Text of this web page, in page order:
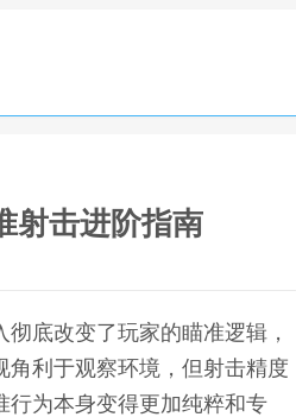
射击进阶指南
底改变了玩家的瞄准逻辑，
利于观察环境，但射击精度
行为本身变得更加纯粹和专